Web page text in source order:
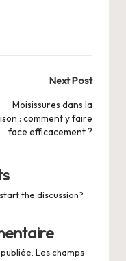
Next Post
Moisissures dans la
: comment y faire
face efficacement ?
the discussion?
Les champs